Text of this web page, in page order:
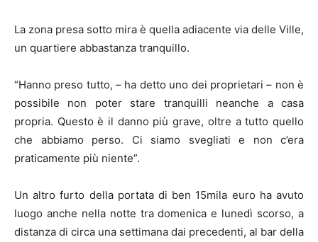
La zona presa sotto mira è quella adiacente via delle Ville,
un quartiere abbastanza tranquillo.
“Hanno preso tutto, – ha detto uno dei proprietari – non è
possibile non poter stare tranquilli neanche a casa
propria. Questo è il danno più grave, oltre a tutto quello
che abbiamo perso. Ci siamo svegliati e non c’era
praticamente più niente”.
Un altro furto della portata di ben 15mila euro ha avuto
luogo anche nella notte tra domenica e lunedì scorso, a
distanza di circa una settimana dai precedenti, al bar della